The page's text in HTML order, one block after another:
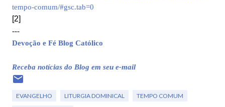
tempo-comum/#gsc.tab=0
[2]
---
Devoção e Fé Blog Católico
Receba notícias do Blog em seu e-mail
EVANGELHO LITURGIA DOMINICAL TEMPO COMUM